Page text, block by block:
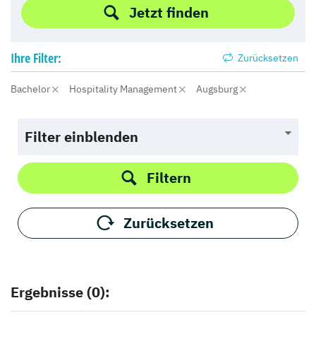
Jetzt finden
Ihre Filter: Zurücksetzen
Bachelor Hospitality Management Augsburg
Filter einblenden
Filtern
Zurücksetzen
Ergebnisse (0):